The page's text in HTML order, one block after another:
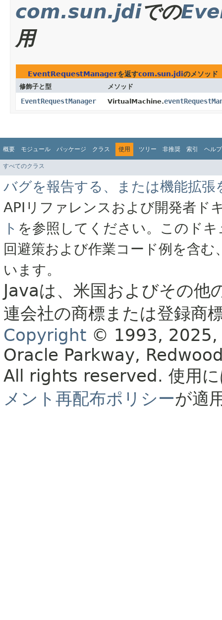
com.sun.jdiでの
用
EventRequestManagerを返すcom.sun.jdiのメソッド
修飾子と型 メソッド
EventRequestManager VirtualMachine.
概要 モジュール パッケージ クラス 使用 ツリー 非推奨 索引 ヘルプ
すべてのクラス
バグを報告する、または機能拡張
APIリファレンスおよび開発者ド
ト を参照してください。このド
回避策および作業コード例を含
います。
Javaは、米国およびその
連会社の商標または登録商
Copyright © 1993, 2025,
Oracle Parkway,
All rights reserved. 使用
メント再配布ポリシーが適